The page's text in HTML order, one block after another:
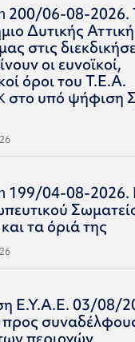
200/06-08-2026.
Δυτικής
στις
οι ευνοϊκοί,
όροι του Τ.Ε.Α.
στο υπό ψήφιση
199/04-08-2026.
τα όριά της
Ε.Υ.Α.Ε. 03/08/
προς
περιοχών